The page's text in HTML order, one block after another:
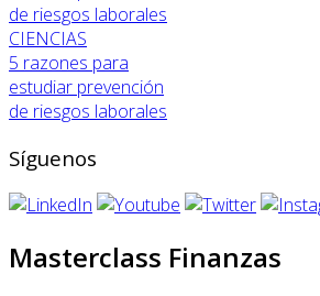
CIENCIAS
5 razones para
estudiar prevención
de riesgos laborales
Síguenos
Masterclass Finanzas